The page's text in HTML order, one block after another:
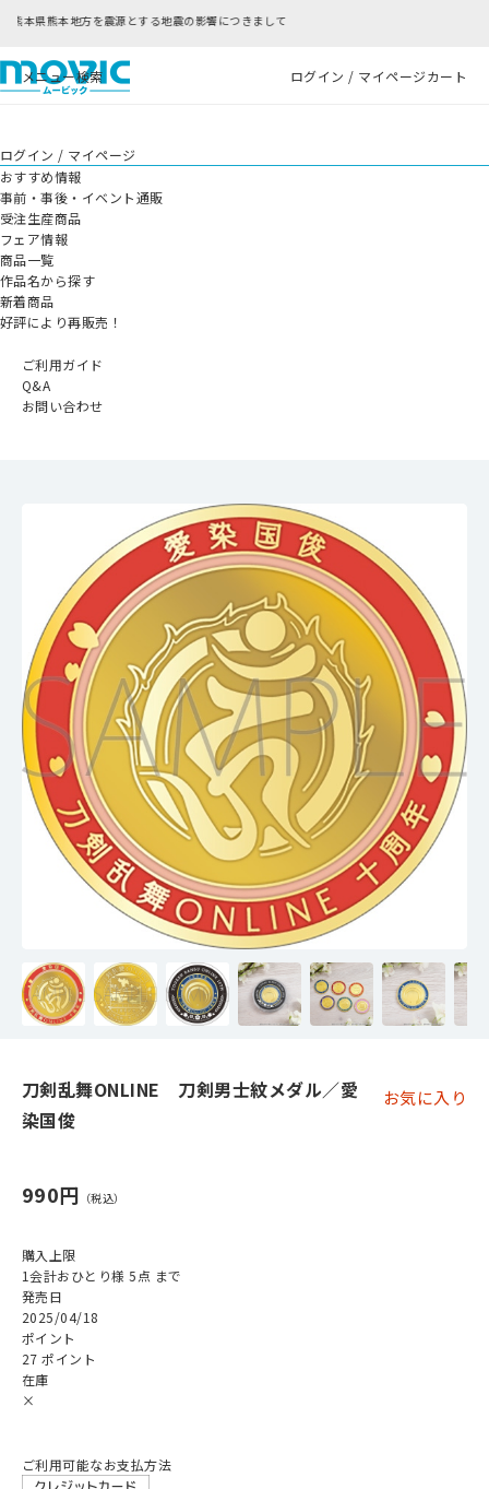
きまして RFC違反アドレスのご利用について
メニュー検索 ログイン / マイページカート
ログイン / マイページ
おすすめ情報
事前・事後・イベント通販
受注生産商品
フェア情報
商品一覧
作品名から探す
新着商品
好評により再販売！
ご利用ガイド
Q&A
お問い合わせ
刀剣乱舞ONLINE 刀剣男士紋メダル／愛
染国俊
お気に入り
990円
購入上限
1会計おひとり様 5点 まで
発売日
2025/04/18
ポイント
27 ポイント
在庫
×
ご利用可能なお支払方法